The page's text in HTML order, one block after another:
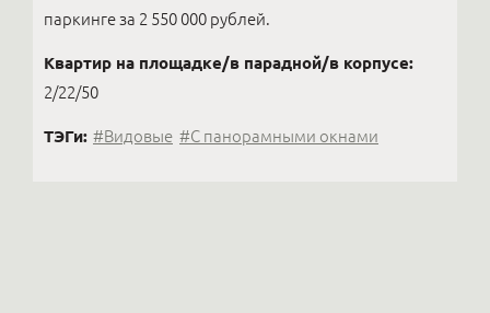
паркинге за 2 550 000 рублей.
Квартир на площадке/в парадной/в корпусе:
2/22/50
ТЭГи: #Видовые #С панорамными окнами